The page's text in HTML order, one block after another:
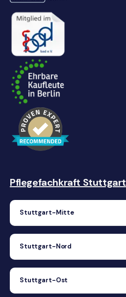
Pflegefachkraft Stuttgart
Stuttgart-Mitte
Stuttgart-Nord
Stuttgart-Ost